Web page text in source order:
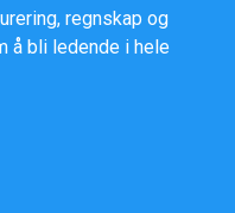
regnskap og
å bli ledende i hele